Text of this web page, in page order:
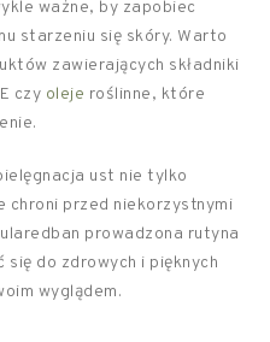
ważne, by zapobiec
starzeniu się skóry. Warto
zawierających składniki
czy oleje roślinne, które
ust nie tylko
chroni przed niekorzystnymi
prowadzona rutyna
się do zdrowych i pięknych
wyglądem.